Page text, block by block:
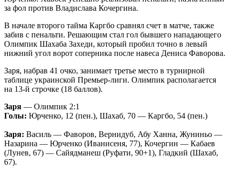
за фол против Владислава Кочергина.
В начале второго тайма Каргбо сравнял счет в матче, также
забив с пенальти. Решающим стал гол бывшего нападающего
Олимпик Шахаба Захеди, который пробил точно в левый
нижний угол ворот соперника после навеса Дениса Фаворова.
Заря, набрав 41 очко, занимает третье место в турнирной
таблице украинской Премьер-лиги. Олимпик располагается
на 13-й строчке (18 баллов).
Заря — Олимпик 2:1
Голы: Юрченко, 12 (пен.), Шахаб, 70 — Каргбо, 54 (пен.)
Заря: Василь — Фаворов, Вернидуб, Абу Ханна, Жуниньо —
Назарина — Юрченко (Иванисеня, 77), Кочергин — Кабаев
(Лунев, 67) — Сайядманеш (Руфати, 90+1), Гладкий (Шахаб,
67).